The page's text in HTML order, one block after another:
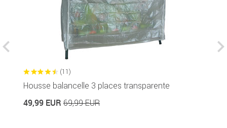
(11)
Housse balancelle 3 places transparente
49,99 EUR 69,99 EUR